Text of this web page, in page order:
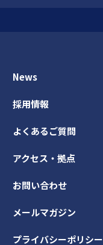
News
採用情報
よくあるご質問
アクセス・拠点
お問い合わせ
メールマガジン
プライバシーポリシー